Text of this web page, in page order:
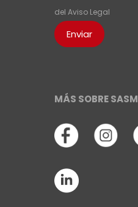
del Aviso Legal
MÁS SOBRE SASM